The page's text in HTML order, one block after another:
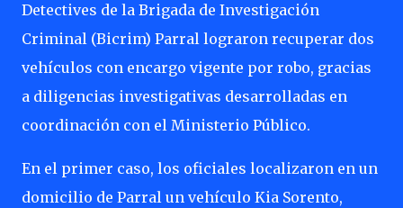
Detectives de la Brigada de Investigación
Criminal (Bicrim) Parral lograron recuperar dos
vehículos con encargo vigente por robo, gracias
a diligencias investigativas desarrolladas en
coordinación con el Ministerio Público.
En el primer caso, los oficiales localizaron en un
domicilio de Parral un vehículo Kia Sorento,